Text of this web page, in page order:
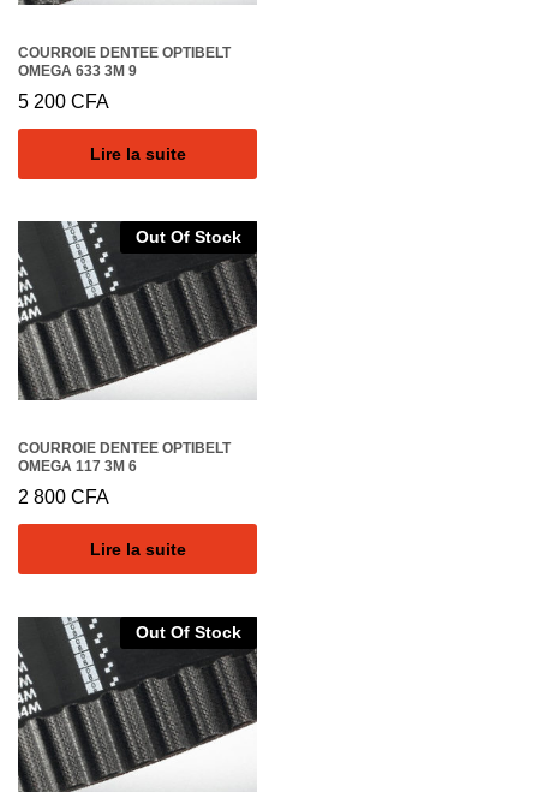
COURROIE DENTEE OPTIBELT
OMEGA 633 3M 9
5 200 CFA
Lire la suite
Out Of Stock
COURROIE DENTEE OPTIBELT
OMEGA 117 3M 6
2 800 CFA
Lire la suite
Out Of Stock